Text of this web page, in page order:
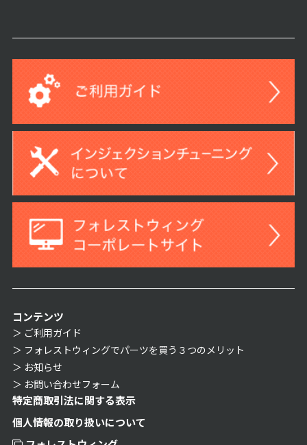
コンテンツ
ご利用ガイド
フォレストウィングでパーツを買う３つのメリット
お知らせ
お問い合わせフォーム
特定商取引法に関する表示
個人情報の取り扱いについて